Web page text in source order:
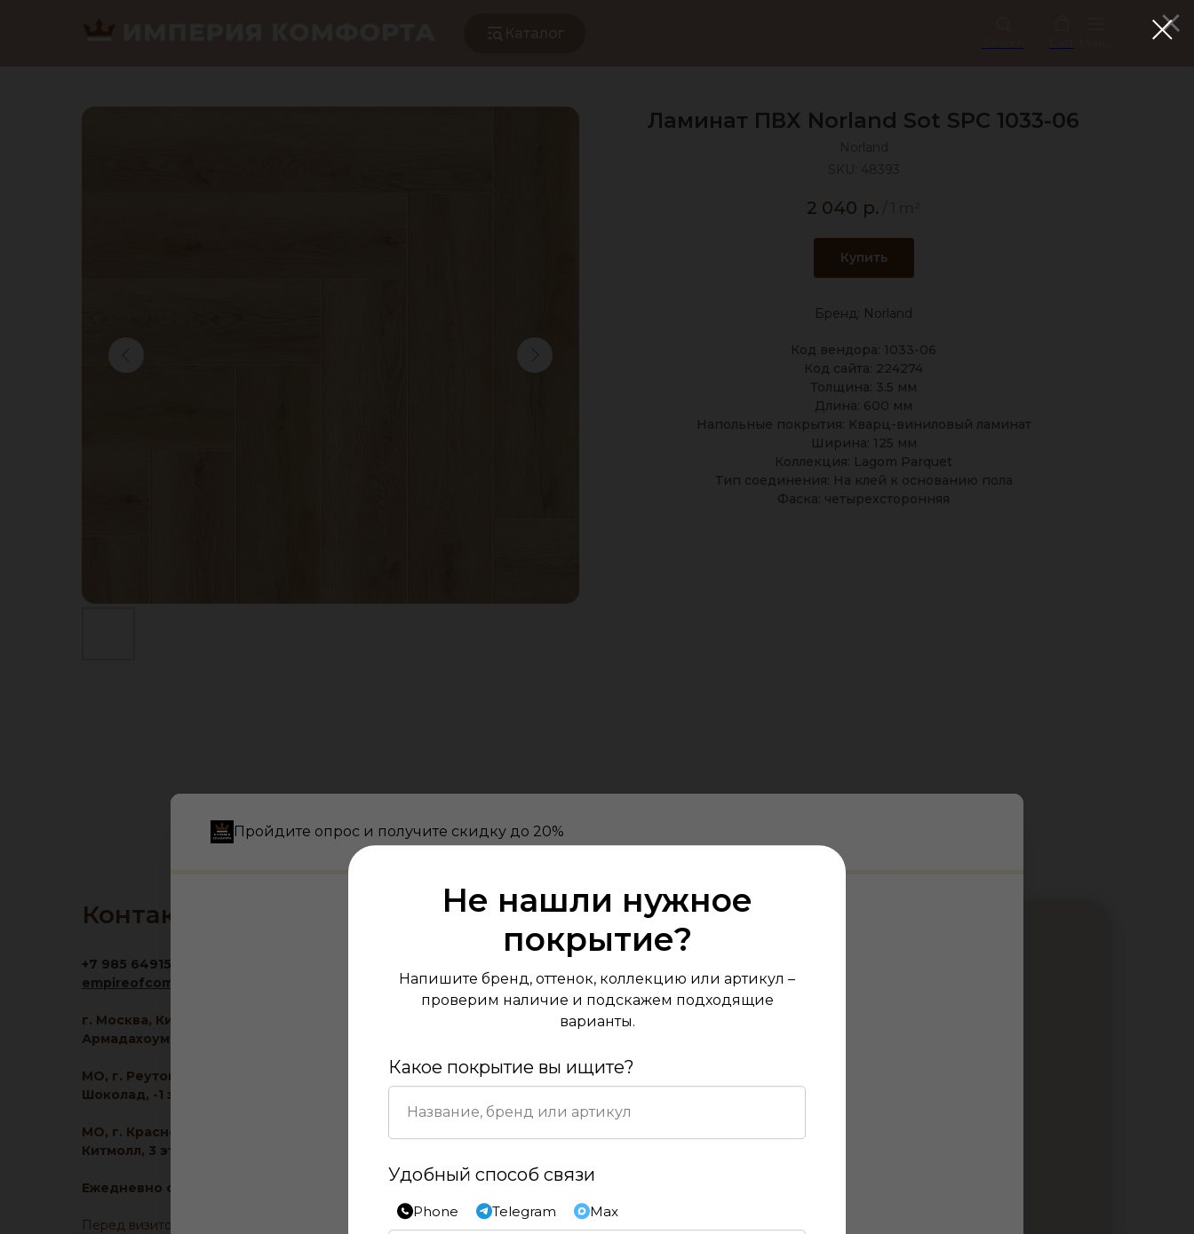
Каталог
Пройдите опрос и получите скидку до 20%
Ламинат ПВХ Norland Sot SPC 1033-06
2 040 р.
Купить
Бренд: Norland
Код вендора: 1033-06
Код сайта: 224274
Толщина: 3.5 мм
Длина: 600 мм
Напольные покрытия: Кварц-виниловый ламинат
Ширина: 125 мм
Коллекция: Lagom Parquet
Тип соединения: На клей к основанию пола
Фаска: четырехсторонняя
Не нашли нужное
покрытие?
Напишите бренд, оттенок, коллекцию или артикул –
проверим наличие и подскажем подходящие
варианты.
Какое покрытие вы ищите?
Удобный способ связи
Phone Telegram Max
Контакты
+7 985 6491516
empireofcomfort@yandex.ru
г. Москва, Кировоградская ул., 11, корп. 1, ТЦ
Армадахоум, 1 этаж
МО, г. Реутов, МКАД 2-й км, д. 2, ТРЦ
Шоколад, -1 этаж
МО, г. Красногорск, ул. Ленина, д. 2, ТЦ
Китмолл, 3 этаж
Ежедневно с 10:00 до 21:00
Перед визитом, уточните у менеджера по